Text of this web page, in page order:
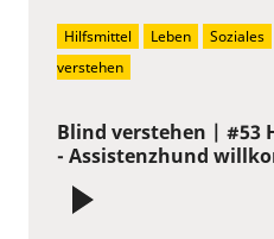
Blind verstehen | #53
- Assistenzhund
Hilfsmittel Leben Soziales
verstehen